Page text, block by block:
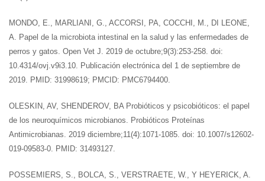
MONDO, E., MARLIANI, G., ACCORSI, PA, COCCHI, M., DI LEONE,
A. Papel de la microbiota intestinal en la salud y las enfermedades de
perros y gatos. Open Vet J. 2019 de octubre;9(3):253-258. doi:
10.4314/ovj.v9i3.10. Publicación electrónica del 1 de septiembre de
2019. PMID: 31998619; PMCID: PMC6794400.
OLESKIN, AV, SHENDEROV, BA Probióticos y psicobióticos: el papel
de los neuroquímicos microbianos. Probióticos Proteínas
Antimicrobianas. 2019 diciembre;11(4):1071-1085. doi: 10.1007/s12602-
019-09583-0. PMID: 31493127.
POSSEMIERS, S., BOLCA, S., VERSTRAETE, W., Y HEYERICK, A.